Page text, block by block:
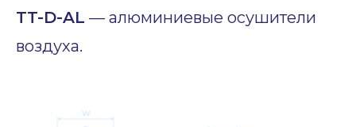
TT-D-AL — алюминиевые осушители
воздуха.